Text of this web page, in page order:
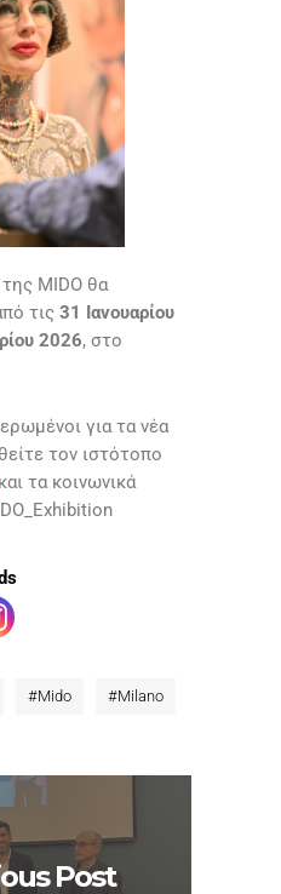
MIDO θα
τις 31 Ιανουαρίου
2026, στο
για τα νέα
τον ιστότοπο
και τα κοινωνικά
#Mido #Milano
Post